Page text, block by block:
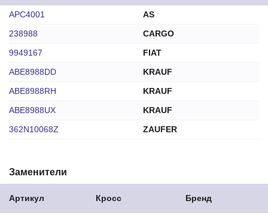
APC4001
AS
238988
CARGO
9949167
FIAT
ABE8988DD
KRAUF
ABE8988RH
KRAUF
ABE8988UX
KRAUF
362N10068Z
ZAUFER
Заменители
Артикул Кросс Бренд